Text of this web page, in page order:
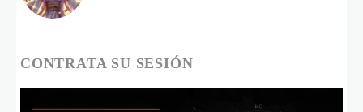
CONTRATA SU SESIÓN